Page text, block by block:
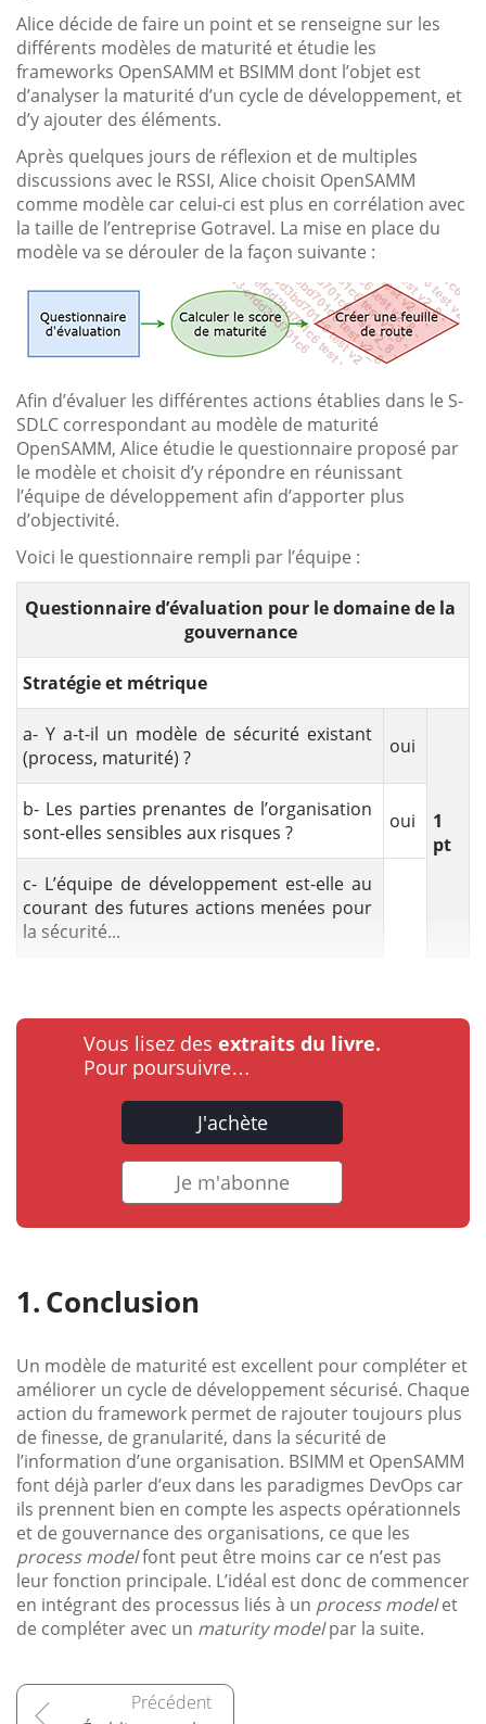
Alice décide de faire un point et se renseigne sur les
différents modèles de maturité et étudie les
frameworks OpenSAMM et BSIMM dont l’objet est
d’analyser la maturité d’un cycle de développement, et
d’y ajouter des éléments.
Après quelques jours de réflexion et de multiples
discussions avec le RSSI, Alice choisit OpenSAMM
comme modèle car celui-ci est plus en corrélation avec
la taille de l’entreprise Gotravel. La mise en place du
modèle va se dérouler de la façon suivante :
Afin d’évaluer les différentes actions établies dans le S-
SDLC correspondant au modèle de maturité
OpenSAMM, Alice étudie le questionnaire proposé par
le modèle et choisit d’y répondre en réunissant
l’équipe de développement afin d’apporter plus
d’objectivité.
Voici le questionnaire rempli par l’équipe :
Questionnaire d’évaluation pour le domaine de la
gouvernance
Stratégie et métrique
a- Y a-t-il un modèle de sécurité existant
(process, maturité) ?
oui
1
pt
b- Les parties prenantes de l’organisation
sont-elles sensibles aux risques ?
oui
c- L’équipe de développement est-elle au
courant des futures actions menées pour
la sécurité...
Vous lisez des extraits du livre.
Pour poursuivre…
J'achète
Je m'abonne
Conclusion
Un modèle de maturité est excellent pour compléter et
améliorer un cycle de développement sécurisé. Chaque
action du framework permet de rajouter toujours plus
de finesse, de granularité, dans la sécurité de
l’information d’une organisation. BSIMM et OpenSAMM
font déjà parler d’eux dans les paradigmes DevOps car
ils prennent bien en compte les aspects opérationnels
et de gouvernance des organisations, ce que les
process modelfont peut être moins car ce n’est pas
leur fonction principale. L’idéal est donc de commencer
en intégrant des processus liés à un process modelet
de compléter avec un maturity modelpar la suite.